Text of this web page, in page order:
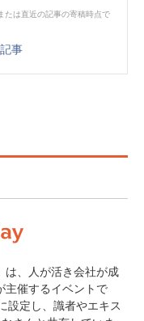
たは直近の記事の寄稿時点で
事
は、人が活き会社が成
主催するイベントで
設定し、識者やエキス